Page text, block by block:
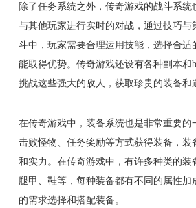
除了任务系统之外，传奇游戏的战斗系统
与其他玩家进行实时的对战，通过技巧与
斗中，玩家需要合理运用技能，选择合适
能取得优势。传奇游戏还设有各种副本和
挑战这些强大的敌人，获取珍贵的装备和
在传奇游戏中，装备系统也是非常重要的
击败怪物、任务奖励等方式获得装备，装
和实力。在传奇游戏中，有许多种类的装
腿甲、鞋等，每种装备都有不同的属性加
的需求选择和搭配装备。